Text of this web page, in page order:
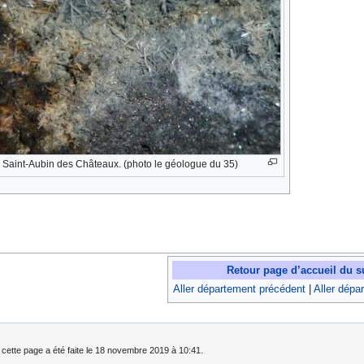
Saint-Aubin des Châteaux. (photo le géologue du 35)
Retour page d’accueil du
Aller département précédent| Aller
page a été faite le 18 novembre 2019 à 10:41.